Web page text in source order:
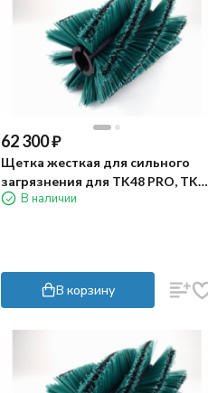
62 300₽
Щетка жесткая для сильного
загрязнения для TK48 PRO, TK48
PRO HYDRO
В наличии
В корзину